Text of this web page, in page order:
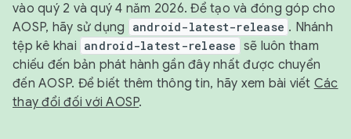
vào quý 2 và quý 4 năm 2026. Để tạo và đóng góp cho
AOSP, hãy sử dụng
android-latest-release . Nhánh
tệp kê khai android-latest-release sẽ luôn tham
chiếu đến bản phát hành gần đây nhất được chuyển
đến AOSP. Để biết thêm thông tin, hãy xem bài viết Các
thay đổi đối với AOSP.